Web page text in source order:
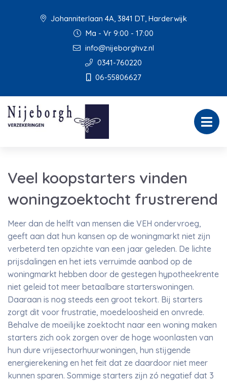
Johanniterlaan 4A, 3841 DT, Harderwijk
Ma - Vr 9:00 - 17:00
info@nijeborghvz.nl
0341-760220
06-55806627
Veel koopstarters vinden
woningzoektocht frustrerend
Meer dan de helft van mensen die VEH ondervroeg,
geeft aan dat hun kansen op de woningmarkt niet zijn
verbeterd ten opzichte van een jaar geleden. De lichte
prijsdalingen en het iets verruimde aanbod op de
woningmarkt hebben door de gestegen hypotheekrente
niet geleid tot meer betaalbare starterswoningen.
Daaraan is nog steeds een groot tekort. Bij starters
zorgt dit voor frustratie, moedeloosheid en onvrede.
Behalve de moeilijke zoektocht naar een woning maken
starters zich ook zorgen over de hoge woonlasten van
hun dure vrijesectorhuurwoningen, hun stijgende
energierekening en het feit dat ze daardoor niet meer
kunnen sparen. Sommige starters zijn zó negatief dat 3